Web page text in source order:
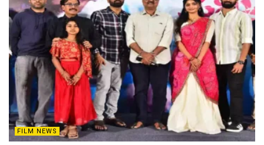
FILM NEWS